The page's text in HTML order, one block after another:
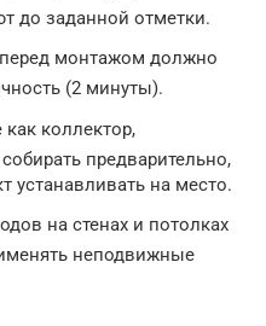
до заданной отметки.
монтажом должно
(2 минуты).
коллектор,
предварительно,
устанавливать на место.
на стенах и потолках
неподвижные